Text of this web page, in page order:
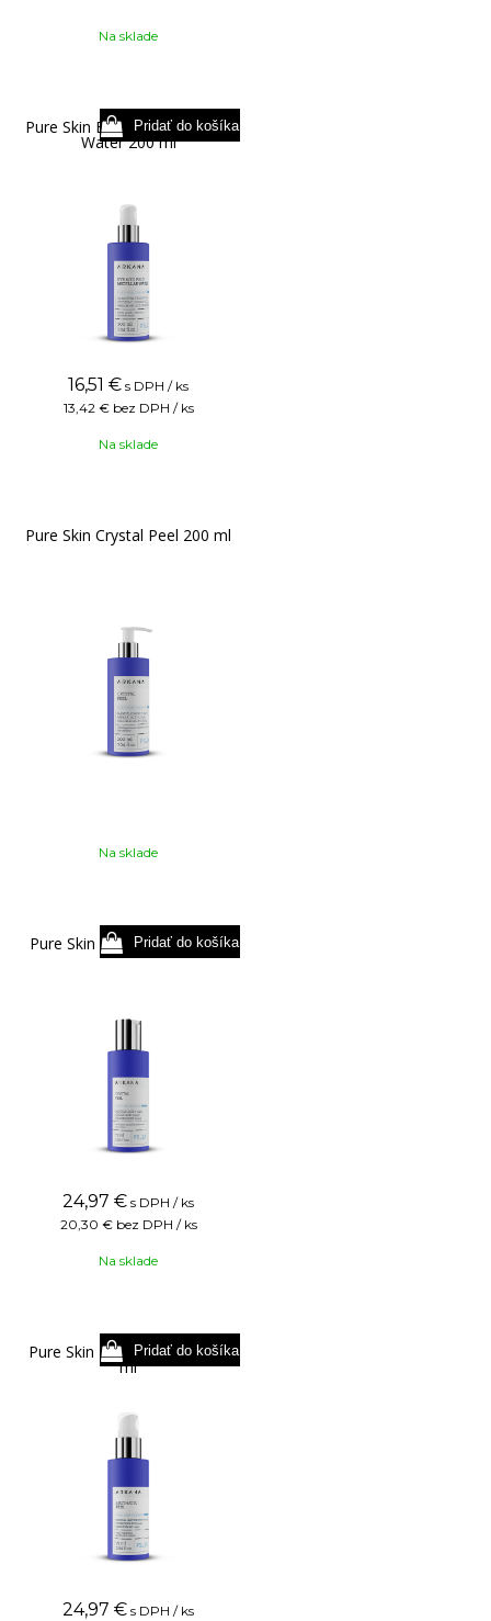
Na sklade
Pure Skin Eye + Face Micellar
Water 200 ml
16,51 € s DPH / ks
13,42 € bez DPH / ks
Na sklade
Pure Skin Crystal Peel 200 ml
Na sklade
Pure Skin Crystal Peel 75 ml
24,97 € s DPH / ks
20,30 € bez DPH / ks
Na sklade
Pure Skin Enzymatic Peel 75
ml
24,97 € s DPH / ks